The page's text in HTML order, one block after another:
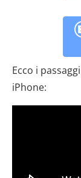
Ecco i
iPhone: